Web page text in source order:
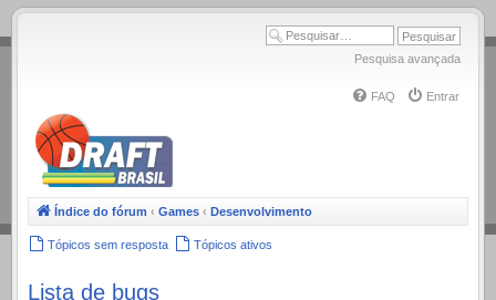
.
Pesquisa avançada
FAQ Entrar
Índice do fórum ‹ Games ‹ Desenvolvimento
Tópicos sem resposta Tópicos ativos
Lista de bugs